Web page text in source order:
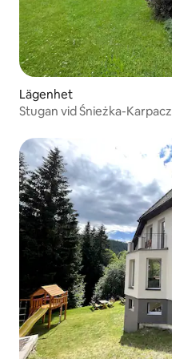
Lägenhet
Stugan vid Śnieżka-Karpacz